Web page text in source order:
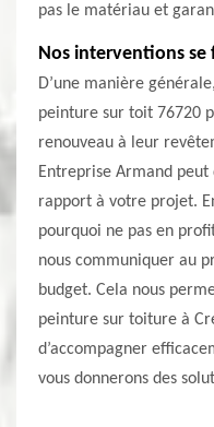
pas le matériau et
Nos interventions se
D’une manière
peinture sur toit 76720
renouveau à leur
Entreprise Armand peut
rapport à votre projet.
pourquoi ne pas en
nous communiquer au
budget. Cela nous
peinture sur toiture à
d’accompagner
vous donnerons des